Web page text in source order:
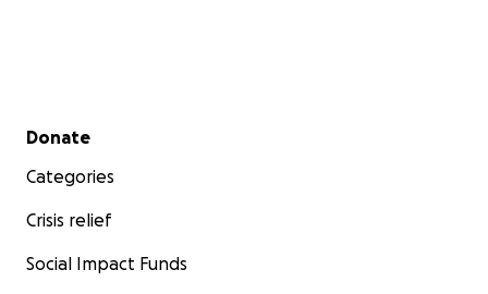
Secondary menu
Donate
Categories
Crisis relief
Social Impact Funds